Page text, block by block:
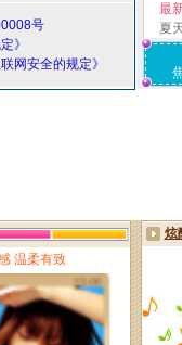
号
》
网安全的规定》
最
夏